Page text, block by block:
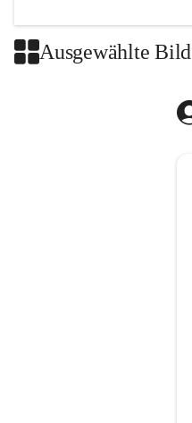
Ausgewählte